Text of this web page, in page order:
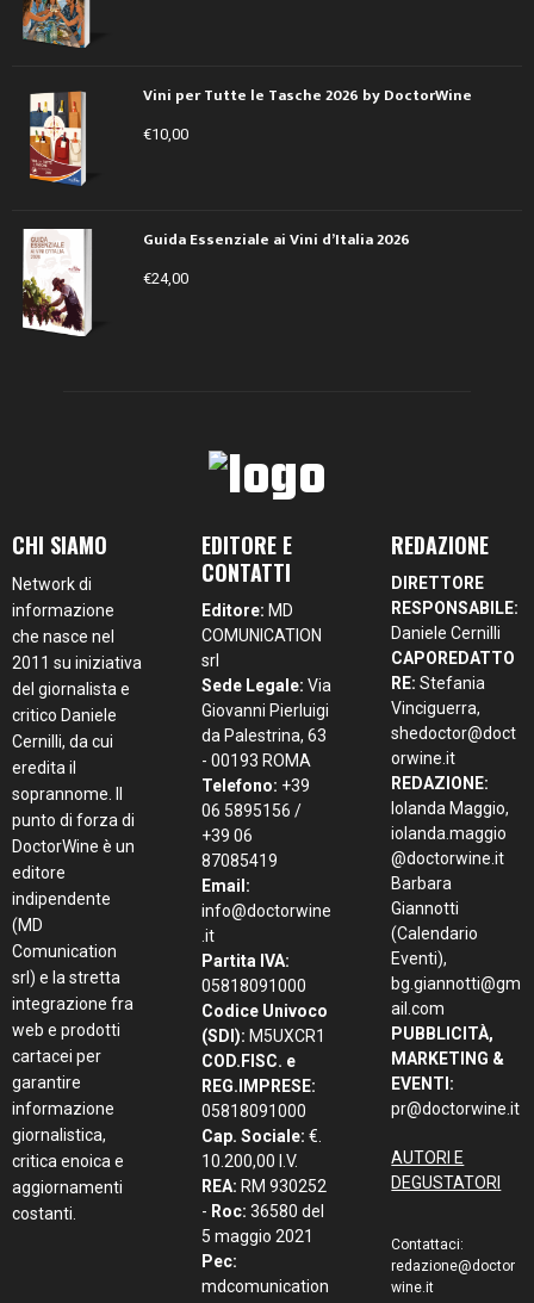
Vini per Tutte le Tasche 2026 by DoctorWine
€10,00
Guida Essenziale ai Vini d’Italia 2026
€24,00
CHI SIAMO
Network di
informazione
che nasce nel
2011 su iniziativa
del giornalista e
critico Daniele
Cernilli, da cui
eredita il
soprannome. Il
punto di forza di
DoctorWine è un
editore
indipendente
(MD
Comunication
srl) e la stretta
integrazione fra
web e prodotti
cartacei per
garantire
informazione
giornalistica,
critica enoica e
aggiornamenti
costanti.
EDITORE E
CONTATTI
Editore: MD
COMUNICATION
srl
Sede Legale: Via
Giovanni Pierluigi
da Palestrina, 63
- 00193 ROMA
Telefono: +39
06 5895156 /
+39 06
87085419
Email:
info@doctorwine
.it
Partita IVA:
05818091000
Codice Univoco
(SDI): M5UXCR1
COD.FISC. e
REG.IMPRESE:
05818091000
Cap. Sociale: €.
10.200,00 I.V.
REA: RM 930252
- Roc: 36580 del
5 maggio 2021
Pec:
mdcomunication
REDAZIONE
DIRETTORE
RESPONSABILE:
Daniele Cernilli
CAPOREDATTO
RE: Stefania
Vinciguerra,
shedoctor@doct
orwine.it
REDAZIONE:
Iolanda Maggio,
iolanda.maggio
@doctorwine.it
Barbara
Giannotti
(Calendario
Eventi),
bg.giannotti@gm
ail.com
PUBBLICITÀ,
MARKETING &
EVENTI:
pr@doctorwine.it
AUTORI E
DEGUSTATORI
Contattaci:
redazione@doctor
wine.it